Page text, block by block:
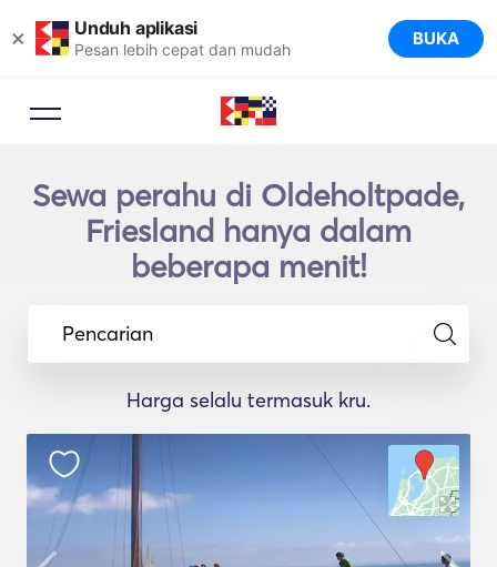
× Unduh aplikasi
Pesan lebih cepat dan mudah BUKA
Sewa perahu di Oldeholtpade,
Friesland hanya dalam
beberapa menit!
Pencarian
Harga selalu termasuk kru.